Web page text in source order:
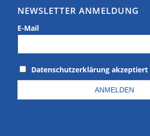
NEWSLETTER ANMELDUNG
E-Mail
Datenschutzerklärung akzeptiert